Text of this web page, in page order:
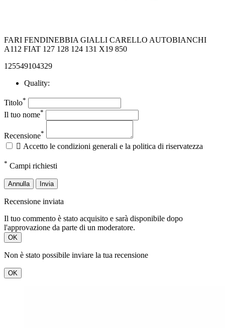
FARI FENDINEBBIA GIALLI CARELLO AUTOBIANCHI
A112 FIAT 127 128 124 131 X19 850
125549104329
Quality:
Titolo*
Il tuo nome*
Recensione*
 Accetto le condizioni generali e la politica di riservatezza
* Campi richiesti
Annulla Invia
Recensione inviata
Il tuo commento è stato acquisito e sarà disponibile dopo
l'approvazione da parte di un moderatore.
OK
Non è stato possibile inviare la tua recensione
OK